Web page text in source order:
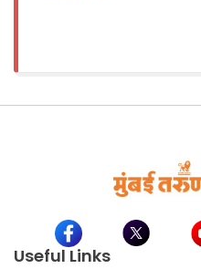
Useful Links